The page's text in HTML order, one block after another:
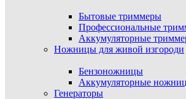
Бытовые триммеры
Профессиональные
Аккумуляторные
Ножницы для живой изгороди
Бензоножницы
Аккумуляторные
Генераторы